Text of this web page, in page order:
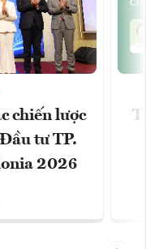
chiến lược
tư TP.
2026
Thị